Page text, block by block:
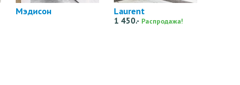
Мэдисон Laurent
1 450.- Распродажа!